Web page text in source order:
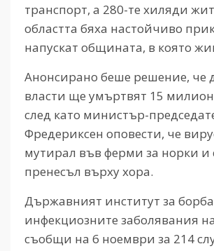
транспорт, а 280-те хиляди
областта бяха настойчиво
напускат общината, в която
Анонсирано беше решение, че
власти ще умъртвят 15
след като министър-
Фредериксен оповести, че
мутирал във ферми за норки и
пренесъл върху хора.
Държавният институт за
инфекциозните заболявания
съобщи на 6 ноември за 214